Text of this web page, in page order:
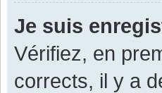
Je suis
Vérifiez, en
corrects, il y a